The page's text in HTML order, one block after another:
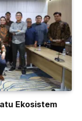
Ekosistem